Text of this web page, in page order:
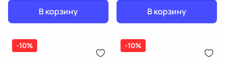
В корзину
В корзину
-10% -10%